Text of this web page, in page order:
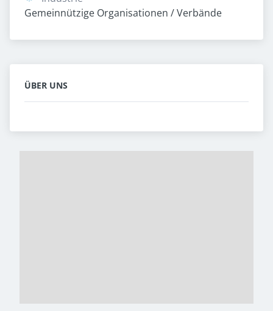
Gemeinnützige Organisationen / Verbände
ÜBER UNS